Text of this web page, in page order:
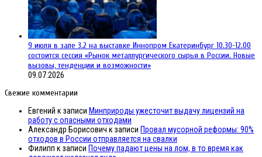
9 июля в зале 3.2 на выставке Иннопром Екатеринбург 10.30-12.00
состоится сессия «Рынок металлургического сырья в России. Новые
вызовы, тенденции и возможности»
09.07.2026
Свежие комментарии
Евгений к записи Минприроды ужесточит выдачу лицензий на
работу с опасными отходами
Александр Борисович к записи Провал мусорной реформы: 90%
отходов в России отправляется на свалки
Филипп к записи Почему падают цены на лом, в то время как